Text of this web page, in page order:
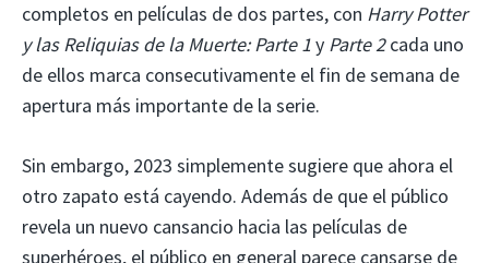
completos en películas de dos partes, con Harry Potter
y las Reliquias de la Muerte: Parte 1y Parte 2cada uno
de ellos marca consecutivamente el fin de semana de
apertura más importante de la serie.
Sin embargo, 2023 simplemente sugiere que ahora el
otro zapato está cayendo. Además de que el público
revela un nuevo cansancio hacia las películas de
superhéroes, el público en general parece cansarse de